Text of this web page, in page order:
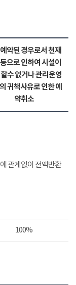
약된 경우로서 천재
으로 인하여 시설이
수 없거나 관리운영
귀책사유로 인한 예
약취소
관계없이 전액반환
100%